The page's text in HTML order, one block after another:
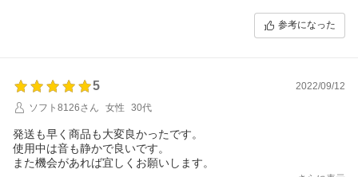
参考になった
5
2022/09/12
ソフト8126さん
女性 30代
発送も早く商品も大変良かったです。
使用中は音も静かで良いです。
また機会があれば宜しくお願いします。